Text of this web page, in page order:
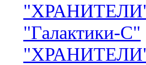
"ХРАНИТЕЛИ"
"Галактики-С"
"ХРАНИТЕЛИ"